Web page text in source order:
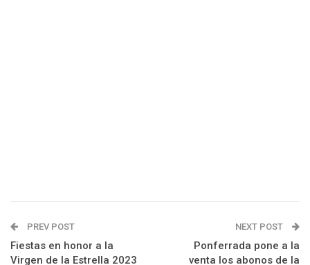
PREV POST
Fiestas en honor a la
Virgen de la Estrella 2023
NEXT POST
Ponferrada pone a la
venta los abonos de la